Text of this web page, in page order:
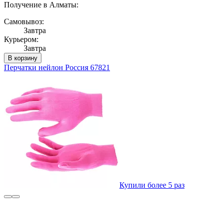
Получение в Алматы:
Самовывоз:
Завтра
Курьером:
Завтра
В корзину
Перчатки нейлон Россия 67821
Купили более 5 раз